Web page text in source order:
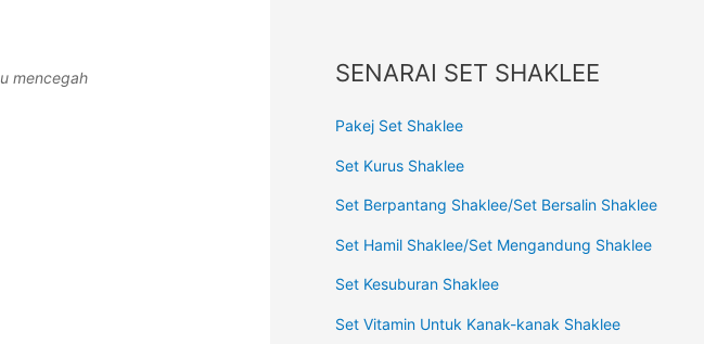
mencegah SENARAI SET SHAKLEE
Pakej Set Shaklee
Set Kurus Shaklee
Set Berpantang Shaklee/Set Bersalin Shaklee
Set Hamil Shaklee/Set Mengandung Shaklee
Set Kesuburan Shaklee
Set Vitamin Untuk Kanak-kanak Shaklee